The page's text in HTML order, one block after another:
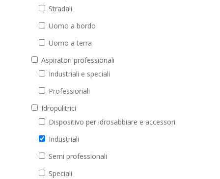
Stradali
Uomo a bordo
Uomo a terra
Aspiratori professionali
Industriali e speciali
Professionali
Idropulitrici
Dispositivo per idrosabbiare e accessori
Industriali
Semi professionali
Speciali